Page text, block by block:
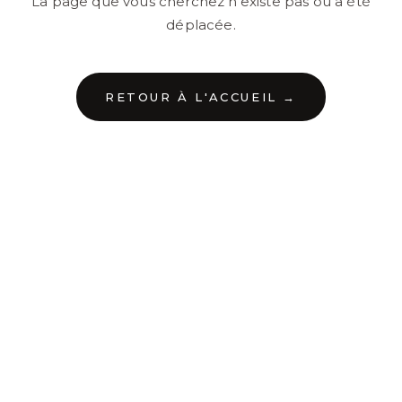
déplacée.
RETOUR À L'ACCUEIL →